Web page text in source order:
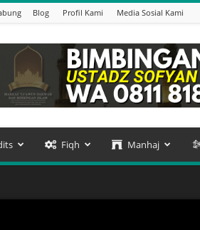
Blog Profil Kami Media Sosial Kami
Fiqh Manhaj